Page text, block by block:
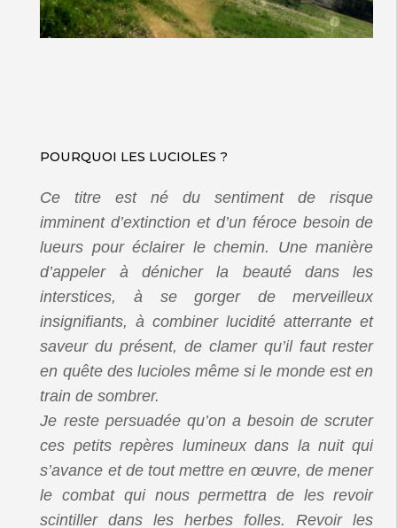
POURQUOI LES LUCIOLES ?
Ce titre est né du sentiment de risque
imminent d’extinction et d’un féroce besoin de
lueurs pour éclairer le chemin. Une manière
d’appeler à dénicher la beauté dans les
interstices, à se gorger de merveilleux
insignifiants, à combiner lucidité atterrante et
saveur du présent, de clamer qu’il faut rester
en quête des lucioles même si le monde est en
train de sombrer.
Je reste persuadée qu’on a besoin de scruter
ces petits repères lumineux dans la nuit qui
s’avance et de tout mettre en œuvre, de mener
le combat qui nous permettra de les revoir
scintiller dans les herbes folles. Revoir les